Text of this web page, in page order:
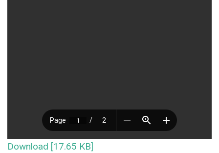
Download [17.65 KB]